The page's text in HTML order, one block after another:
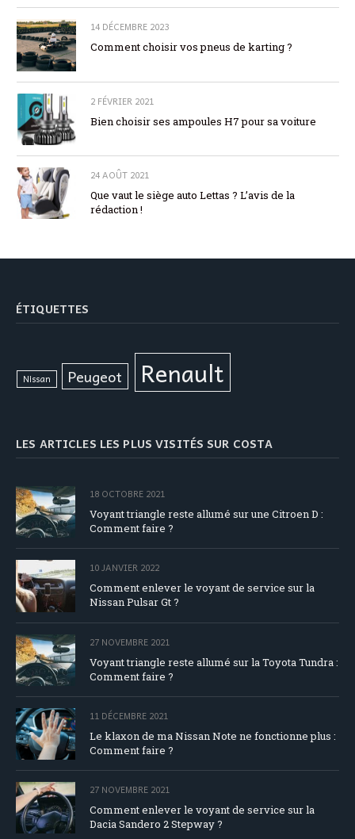
14 DÉCEMBRE 2023
Comment choisir vos pneus de karting ?
2 FÉVRIER 2021
Bien choisir ses ampoules H7 pour sa voiture
24 AOÛT 2021
Que vaut le siège auto Lettas ? L’avis de la
rédaction !
ÉTIQUETTES
Nissan Peugeot Renault
LES ARTICLES LES PLUS VISITÉS SUR COSTA
18 OCTOBRE 2021
Voyant triangle reste allumé sur une Citroen D :
Comment faire ?
10 JANVIER 2022
Comment enlever le voyant de service sur la
Nissan Pulsar Gt ?
27 NOVEMBRE 2021
Voyant triangle reste allumé sur la Toyota Tundra :
Comment faire ?
11 DÉCEMBRE 2021
Le klaxon de ma Nissan Note ne fonctionne plus :
Comment faire ?
27 NOVEMBRE 2021
Comment enlever le voyant de service sur la
Dacia Sandero 2 Stepway ?